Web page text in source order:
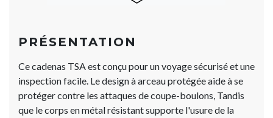
PRÉSENTATION
Ce cadenas TSA est conçu pour un voyage sécurisé et une
inspection facile. Le design à arceau protégée aide à se
protéger contre les attaques de coupe-boulons, Tandis
que le corps en métal résistant supporte l'usure de la